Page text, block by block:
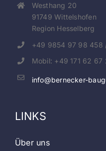
Westhang 20
91749 Wittelshofen
Region Hesselberg
+49 9854 97 98
Mobil: +49 171 62 67
info@bernecker-
LINKS
Über uns